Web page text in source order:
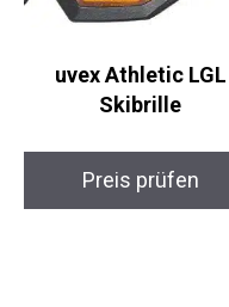
uvex Athletic LGL
Skibrille
Preis prüfen